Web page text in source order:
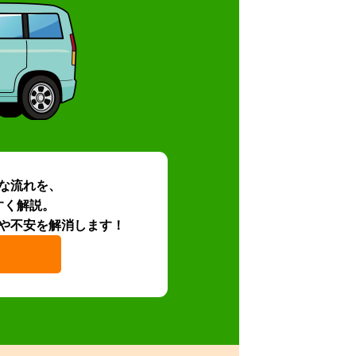
流れを、
解説。
不安を解消します！